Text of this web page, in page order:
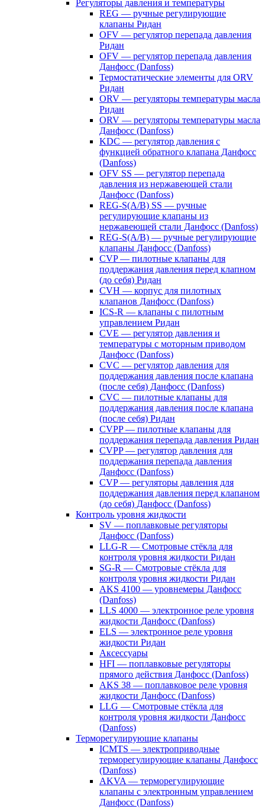
Регуляторы давления и температуры
REG — ручные регулирующие
клапаны Ридан
OFV — регулятор перепада давления
Ридан
OFV — регулятор перепада давления
Данфосс (Danfoss)
Термостатические элементы для ORV
Ридан
ORV — регуляторы температуры масла
Ридан
ORV — регуляторы температуры масла
Данфосс (Danfoss)
KDC — регулятор давления с
функцией обратного клапана Данфосс
(Danfoss)
OFV SS — регулятор перепада
давления из нержавеющей стали
Данфосс (Danfoss)
REG-S(A/B) SS — ручные
регулирующие клапаны из
нержавеющей стали Данфосс (Danfoss)
REG-S(A/B) — ручные регулирующие
клапаны Данфосс (Danfoss)
CVP — пилотные клапаны для
поддержания давления перед клапном
(до себя) Ридан
CVH — корпус для пилотных
клапанов Данфосс (Danfoss)
ICS-R — клапаны с пилотным
управлением Ридан
CVE — регулятор давления и
температуры с моторным приводом
Данфосс (Danfoss)
CVС — регулятор давления для
поддержания давления после клапана
(после себя) Данфосс (Danfoss)
CVС — пилотные клапаны для
поддержания давления после клапана
(после себя) Ридан
CVPP — пилотные клапаны для
поддержания перепада давления Ридан
CVPP — регулятор давления для
поддержания перепада давления
Данфосс (Danfoss)
CVP — регуляторы давления для
поддержания давления перед клапаном
(до себя) Данфосс (Danfoss)
Контроль уровня жидкости
SV — поплавковые регуляторы
Данфосс (Danfoss)
LLG-R — Смотровые стёкла для
контроля уровня жидкости Ридан
SG-R — Смотровые стёкла для
контроля уровня жидкости Ридан
AKS 4100 — уровнемеры Данфосс
(Danfoss)
LLS 4000 — электронное реле уровня
жидкости Данфосс (Danfoss)
ELS — электронное реле уровня
жидкости Ридан
Аксессуары
HFI — поплавковые регуляторы
прямого действия Данфосс (Danfoss)
AKS 38 — поплавковое реле уровня
жидкости Данфосс (Danfoss)
LLG — Смотровые стёкла для
контроля уровня жидкости Данфосс
(Danfoss)
Терморегулирующие клапаны
ICMTS — электроприводные
терморегулирующие клапаны Данфосс
(Danfoss)
AKVA — терморегулирующие
клапаны с электронным управлением
Данфосс (Danfoss)